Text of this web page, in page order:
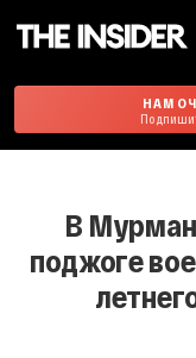
НАМ
В
поджоге